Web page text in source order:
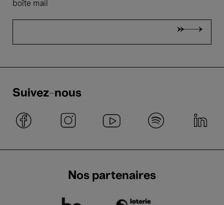
boîte mail
Suivez-nous
Nos partenaires